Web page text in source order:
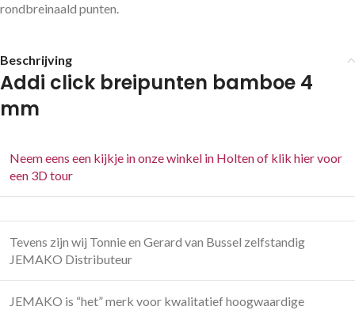
rondbreinaald punten.
Beschrijving
Addi click breipunten bamboe 4
mm
Neem eens een kijkje in onze winkel in Holten of klik hier voor
een 3D tour
Tevens zijn wij Tonnie en Gerard van Bussel zelfstandig
JEMAKO Distributeur
JEMAKO is “het” merk voor kwalitatief hoogwaardige